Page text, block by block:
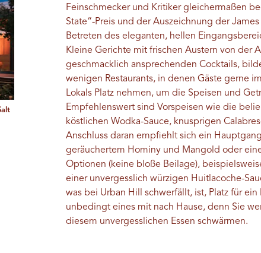
Feinschmecker und Kritiker gleichermaßen
State“-Preis und der Auszeichnung der
Betreten des eleganten, hellen
Kleine Gerichte mit frischen Austern von der
geschmacklich ansprechenden Cocktails,
wenigen Restaurants, in denen Gäste gerne
Lokals Platz nehmen, um die Speisen und
Empfehlenswert sind Vorspeisen wie die
köstlichen Wodka-Sauce, knusprigen
Anschluss daran empfiehlt sich ein
geräuchertem Hominy und Mangold oder
Optionen (keine bloße Beilage),
einer unvergesslich würzigen Huitlacoche-
was bei Urban Hill schwerfällt, ist, Platz für
unbedingt eines mit nach Hause, denn Sie
diesem unvergesslichen Essen schwärmen.